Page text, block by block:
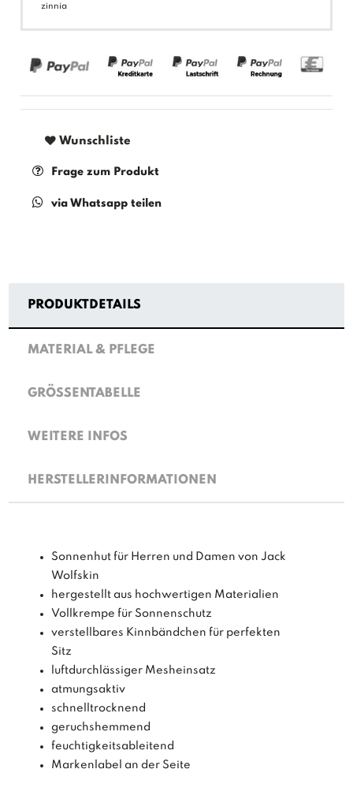
zinnia
Wunschliste
Frage zum Produkt
via Whatsapp teilen
PRODUKTDETAILS
MATERIAL & PFLEGE
GRÖSSENTABELLE
WEITERE INFOS
HERSTELLERINFORMATIONEN
Sonnenhut für Herren und Damen von Jack
Wolfskin
hergestellt aus hochwertigen Materialien
Vollkrempe für Sonnenschutz
verstellbares Kinnbändchen für perfekten
Sitz
luftdurchlässiger Mesheinsatz
atmungsaktiv
schnelltrocknend
geruchshemmend
feuchtigkeitsableitend
Markenlabel an der Seite